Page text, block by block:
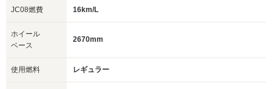
JC08燃費 16km/L
ホイール
ベース
2670mm
使用燃料 レギュラー